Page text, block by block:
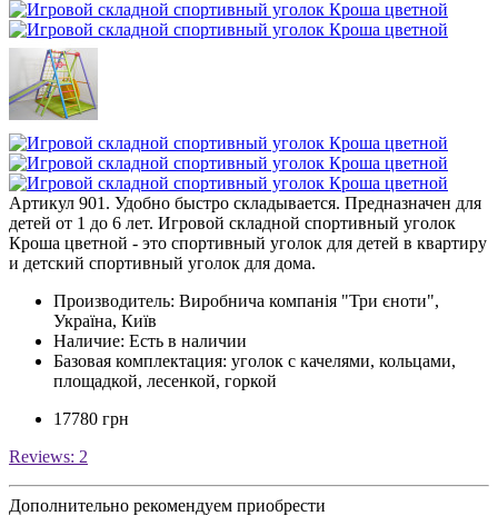
Артикул 901. Удобно быстро складывается. Предназначен для
детей от 1 до 6 лет. Игровой складной спортивный уголок
Кроша цветной - это спортивный уголок для детей в квартиру
и детский спортивный уголок для дома.
Производитель: Виробнича компанія "Три єноти",
Україна, Київ
Наличие: Есть в наличии
Базовая комплектация: уголок с качелями, кольцами,
площадкой, лесенкой, горкой
17780 грн
Reviews: 2
Дополнительно рекомендуем приобрести